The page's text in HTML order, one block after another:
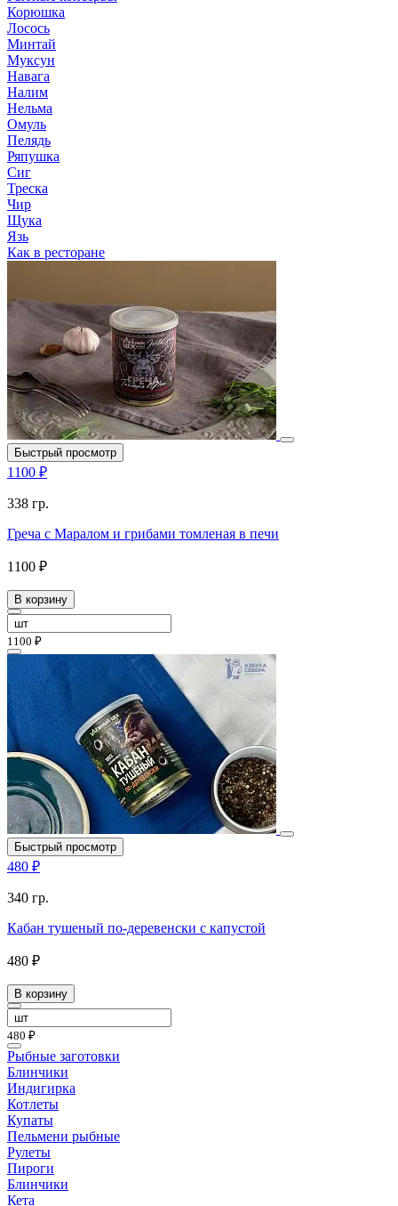
Корюшка
Лосось
Минтай
Муксун
Навага
Налим
Нельма
Омуль
Пелядь
Ряпушка
Сиг
Треска
Чир
Щука
Язь
Как в ресторане
Быстрый просмотр
1100 ₽
338 гр.
Греча с Маралом и грибами томленая в печи
1100 ₽
В корзину
1100 ₽
Быстрый просмотр
480 ₽
340 гр.
Кабан тушеный по-деревенски с капустой
480 ₽
В корзину
480 ₽
Рыбные заготовки
Блинчики
Индигирка
Котлеты
Купаты
Пельмени рыбные
Рулеты
Пироги
Блинчики
Кета